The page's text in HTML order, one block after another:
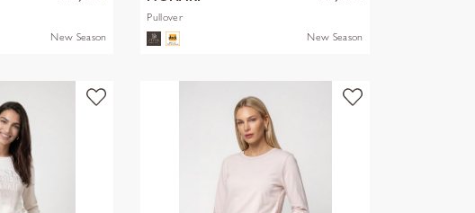
New Season
Pullover
New Season